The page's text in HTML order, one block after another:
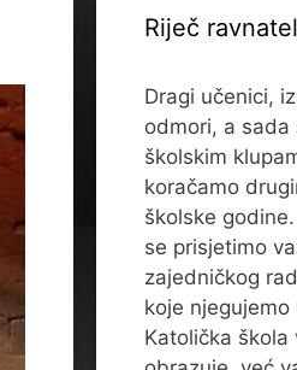
Riječ
Dragi učenici,
odmori, a sada
školskim
koračamo
školske
se prisjetimo
zajedničkog
koje njegujemo
Katolička škola